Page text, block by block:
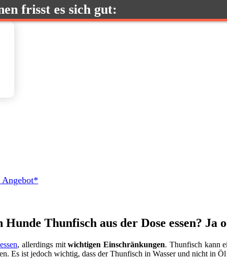
frisst es sich gut:
Angebot*
Thunfisch aus der Dose essen? Ja
, allerdings mitwichtigen Einschränkungen. Thunfisch kann
Es ist jedoch wichtig, dass der Thunfisch in Wasser und nicht in